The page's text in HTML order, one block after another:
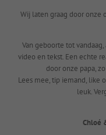
Wij laten graag door
Van geboorte tot
video en tekst. Een echte
door onze papa,
Lees mee, tip iemand, like
leuk.
Chloé